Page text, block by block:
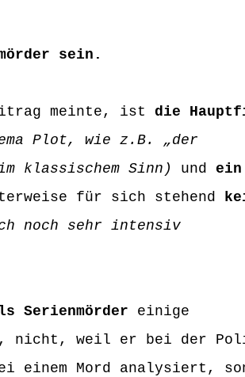
sein.
meinte, ist die
Plot, wie z.B. „der
klassischem Sinn)
und ein
für sich stehend
noch sehr intensiv
Serienmörder einige
, nicht, weil er bei der
einem Mord analysiert,